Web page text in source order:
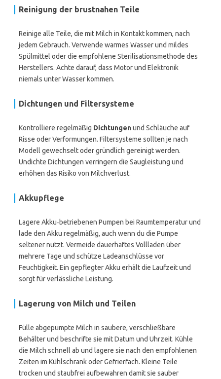
Reinigung der brustnahen Teile
Reinige alle Teile, die mit Milch in Kontakt kommen, nach
jedem Gebrauch. Verwende warmes Wasser und mildes
Spülmittel oder die empfohlene Sterilisationsmethode des
Herstellers. Achte darauf, dass Motor und Elektronik
niemals unter Wasser kommen.
Dichtungen und Filtersysteme
Kontrolliere regelmäßig Dichtungenund Schläuche auf
Risse oder Verformungen. Filtersysteme sollten je nach
Modell gewechselt oder gründlich gereinigt werden.
Undichte Dichtungen verringern die Saugleistung und
erhöhen das Risiko von Milchverlust.
Akkupflege
Lagere Akku‑betriebenen Pumpen bei Raumtemperatur und
lade den Akku regelmäßig, auch wenn du die Pumpe
seltener nutzt. Vermeide dauerhaftes Vollladen über
mehrere Tage und schütze Ladeanschlüsse vor
Feuchtigkeit. Ein gepflegter Akku erhält die Laufzeit und
sorgt für verlässliche Leistung.
Lagerung von Milch und Teilen
Fülle abgepumpte Milch in saubere, verschließbare
Behälter und beschrifte sie mit Datum und Uhrzeit. Kühle
die Milch schnell ab und lagere sie nach den empfohlenen
Zeiten im Kühlschrank oder Gefrierfach. Kleine Teile
trocken und staubfrei aufbewahren damit sie sauber